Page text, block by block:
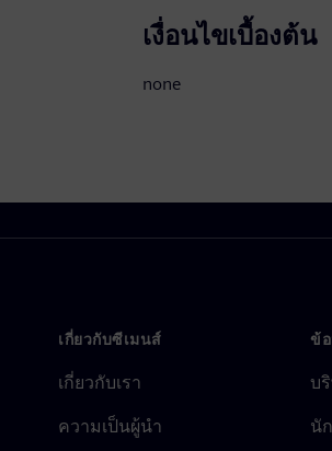
เงื่อนไขเบื้องต้น
none
เกี่ยวกับซีเมนส์
เกี่ยวกับเรา
ความเป็นผู้นำ
ข้
บ
นั